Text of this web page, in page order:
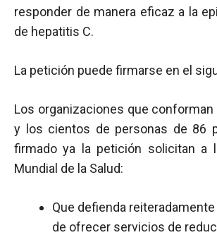
responder de manera eficaz a la
de hepatitis C.
La petición puede firmarse en el
Los organizaciones que conforman
y los cientos de personas de 86
firmado ya la petición solicitan a
Mundial de la Salud:
Que defienda
de ofrecer servicios de